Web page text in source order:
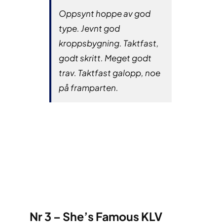
Oppsynt hoppe av god
type. Jevnt god
kroppsbygning. Taktfast,
godt skritt. Meget godt
trav. Taktfast galopp, noe
på framparten.
Nr 3 – She’s Famous KLV